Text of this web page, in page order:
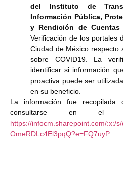
del Instituto de
Información Pública,
y Rendición de
Verificación de los portales
Ciudad de México respecto
sobre COVID19. La
identificar si información
proactiva puede ser
en su beneficio.
La información fue recopilada
consultarse en el
https://infocm.sharepoint.com/:x:/
OmeRDLc4El3pqQ?e=FQ7uyP